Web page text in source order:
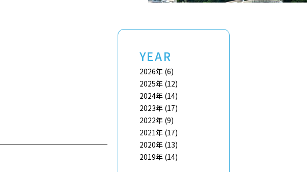
YEAR
2026年(6)
2025年(12)
2024年(14)
2023年(17)
2022年(9)
2021年(17)
2020年(13)
2019年(14)